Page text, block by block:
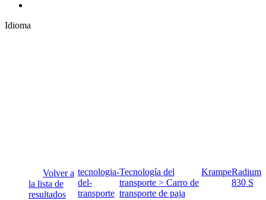
Idioma
Volver a
la lista de
resultados
tecnologia-
del-
transporte
Tecnología del
transporte > Carro de
transporte de paja
KrampeRadium
830 S